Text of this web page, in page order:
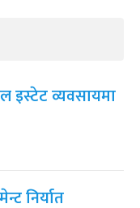
इस्टेट व्यवसायमा
निर्यात